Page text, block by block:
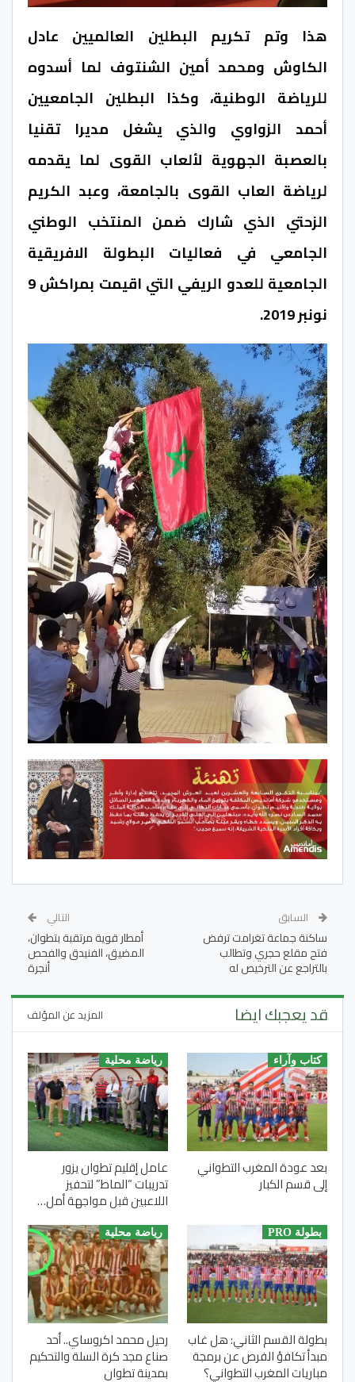
هذا وتم تكريم البطلين العالميين عادل
الكاوش ومحمد أمين الشنتوف لما أسدوه
للرياضة الوطنية، وكذا البطلين الجامعيين
أحمد الزواوي والذي يشغل مديرا تقنيا
بالعصبة الجهوية لألعاب القوى لما يقدمه
لرياضة العاب القوى بالجامعة، وعبد الكريم
الزحتي الذي شارك ضمن المنتخب الوطني
الجامعي في فعاليات البطولة الافريقية
الجامعية للعدو الريفي التي اقيمت بمراكش 9
نونبر 2019.
السابق
ساكنة جماعة تغرامت ترفض
فتح مقلع حجري وتطالب
بالتراجع عن الترخيص له
التالي
أمطار قوية مرتقبة بتطوان،
المضيق، الفنيدق والفحص
أنجرة
قد يعجبك ايضا المزيد عن المؤلف
كتاب وآراء
بعد عودة المغرب التطواني
إلى قسم الكبار
رياضة محلية
عامل إقليم تطوان يزور
تدريبات “الماط” لتحفيز
اللاعبين قبل مواجهة أمل…
بطولة PRO
بطولة القسم الثاني: هل غاب
مبدأ تكافؤ الفرص عن برمجة
مباريات المغرب التطواني؟
رياضة محلية
رحيل محمد اكروساي.. أحد
صناع مجد كرة السلة والتحكيم
بمدينة تطوان